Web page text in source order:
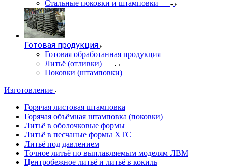
Стальные поковки и штамповки
Готовая продукция
Готовая обработанная продукция
Литьё (отливки)
Поковки (штамповки)
Изготовление
Горячая листовая штамповка
Горячая объёмная штамповка (поковки)
Литьё в оболочковые формы
Литьё в песчаные формы ХТС
Литьё под давлением
Точное литьё по выплавляемым моделям ЛВМ
Центробежное литьё и литьё в кокиль